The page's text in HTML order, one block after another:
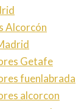
Alcorcón
Getafe
fuenlabrada
alcorcon